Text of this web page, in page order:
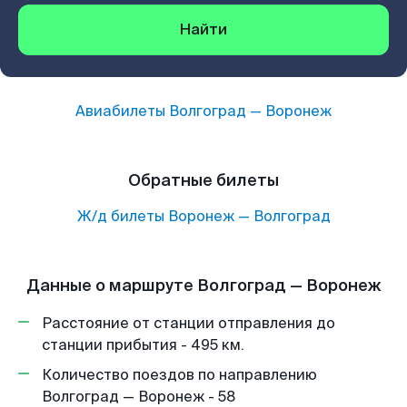
Найти
Авиабилеты Волгоград — Воронеж
Обратные билеты
Ж/д билеты Воронеж— Волгоград
Данные о маршруте Волгоград — Воронеж
Расстояние от станции отправления до
станции прибытия - 495 км.
Количество поездов по направлению
Волгоград — Воронеж - 58